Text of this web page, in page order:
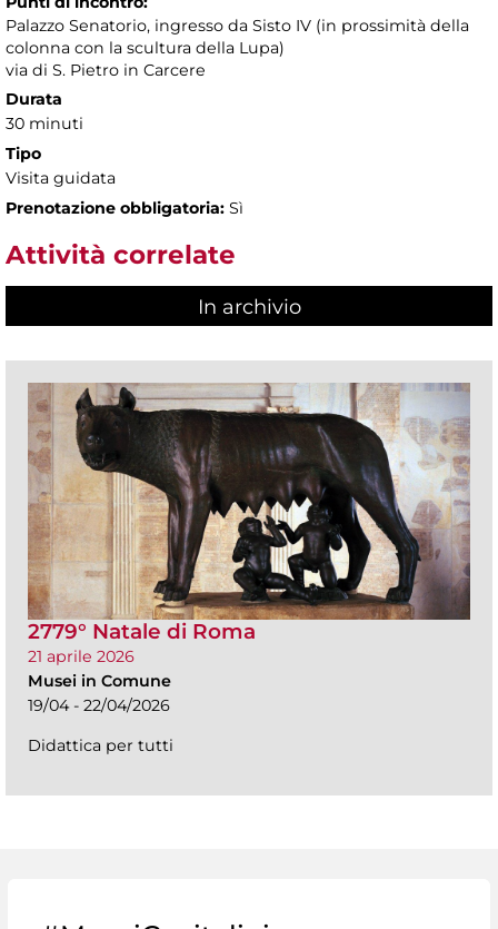
Palazzo Senatorio, ingresso da Sisto IV (in prossimità della
colonna con la scultura della Lupa)
via di S. Pietro in Carcere
Durata
30 minuti
Tipo
Visita guidata
Prenotazione obbligatoria: Sì
Attività correlate
In archivio
2779° Natale di Roma
21 aprile 2026
Musei in Comune
19/04 - 22/04/2026
Didattica per tutti